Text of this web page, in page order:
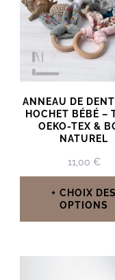
ANNEAU DE
HOCHET BÉBÉ –
OEKO-TEX &
NATUREL
11,00 €
CHOIX DES
OPTIONS